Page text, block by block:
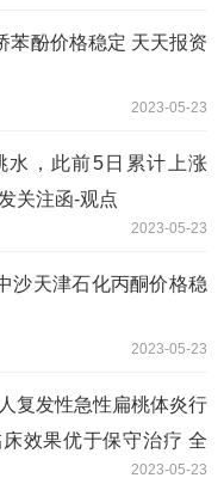
苯酚价格稳定 天天报资
2023-05-23
水，此前5日累计上涨
关注函-观点
2023-05-23
沙天津石化丙酮价格稳
2023-05-23
复发性急性扁桃体炎行
效果优于保守治疗 全
2023-05-23